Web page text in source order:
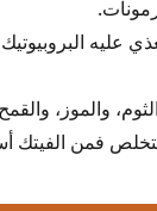
عليه
والموز،
فمن الفيتك